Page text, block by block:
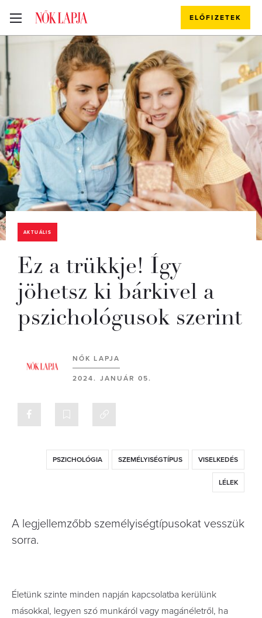
ELŐFIZETEK
AKTUÁLIS
Ez a trükkje! Így
jöhetsz ki bárkivel a
pszichológusok szerint
NŐK LAPJA
2024. JANUÁR 05.
PSZICHOLÓGIA SZEMÉLYISÉGTÍPUS VISELKEDÉS
LÉLEK
A legjellemzőbb személyiségtípusokat vesszük
sorra.
Életünk szinte minden napján kapcsolatba kerülünk
másokkal, legyen szó munkáról vagy magánéletről, ha